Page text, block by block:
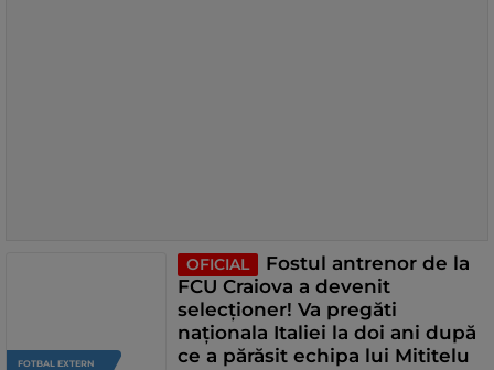
FOTBAL EXTERN
OFICIAL
Fostul antrenor de la
FCU Craiova a devenit
selecționer! Va pregăti
naționala Italiei la doi ani după
ce a părăsit echipa lui Mititelu